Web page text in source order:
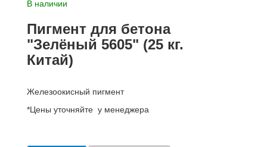
В наличии
Пигмент для бетона
"Зелёный 5605" (25 кг.
Китай)
Железоокисный пигмент
*Цены уточняйте у менеджера